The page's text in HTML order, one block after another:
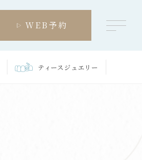
WEB予約
ティース ジュエリー